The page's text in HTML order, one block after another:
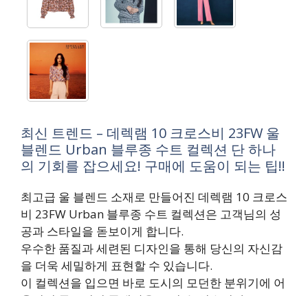
최신 트렌드 – 데렉램 10 크로스비 23FW 울
블렌드 Urban 블루종 수트 컬렉션 단 하나
의 기회를 잡으세요! 구매에 도움이 되는 팁!!
최고급 울 블렌드 소재로 만들어진 데렉램 10 크로스
비 23FW Urban 블루종 수트 컬렉션은 고객님의 성
공과 스타일을 돋보이게 합니다.
우수한 품질과 세련된 디자인을 통해 당신의 자신감
을 더욱 세밀하게 표현할 수 있습니다.
이 컬렉션을 입으면 바로 도시의 모던한 분위기에 어